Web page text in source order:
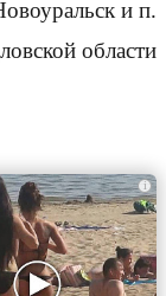
и п.
области
i